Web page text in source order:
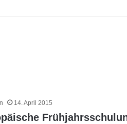
akademische Schützenhilfe?
14. April 2015